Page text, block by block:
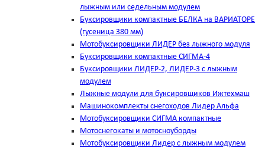
лыжным или седельным модулем
Буксировщики компактные БЕЛКА на ВАРИАТОРЕ
(гусеница 380 мм)
Мотобуксировщики ЛИДЕР без лыжного модуля
Буксировщики компактные СИГМА-4
Буксировщики ЛИДЕР-2, ЛИДЕР-3 c лыжным
модулем
Лыжные модули для буксировщиков Ижтехмаш
Машинокомплекты снегоходов Лидер Альфа
Мотобуксировщики СИГМА компактные
Мотоснегокаты и мотосноуборды
Мотобуксировщики Лидер с лыжным модулем